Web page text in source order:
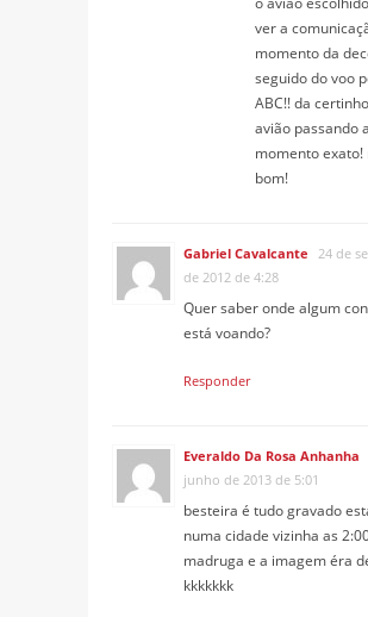
ver a
momento da
seguido do voo
ABC!! da
avião passando
momento exato!
bom!
Gabriel Cavalcante 24 de
de 2012 de 4:28
Quer saber onde algum
está voando?
Responder
Everaldo Da Rosa Anhanha
junho de 2013 de 5:01
besteira é tudo gravado
numa cidade vizinha as
madruga e a imagem éra
kkkkkkk